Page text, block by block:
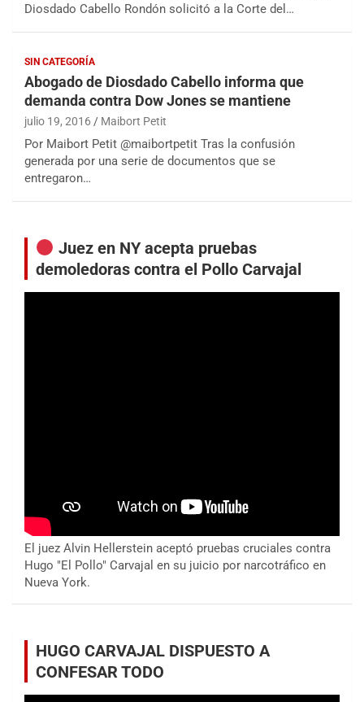
Diosdado Cabello Rondón solicitó a la Corte del…
SIN CATEGORÍA
Abogado de Diosdado Cabello informa que
demanda contra Dow Jones se mantiene
julio 19, 2016 Maibort Petit
Por Maibort Petit @maibortpetit Tras la confusión
generada por una serie de documentos que se
entregaron…
Juez en NY acepta pruebas
demoledoras contra el Pollo Carvajal
El juez Alvin Hellerstein aceptó pruebas cruciales contra
Hugo "El Pollo" Carvajal en su juicio por narcotráfico en
Nueva York.
HUGO CARVAJAL DISPUESTO A
CONFESAR TODO